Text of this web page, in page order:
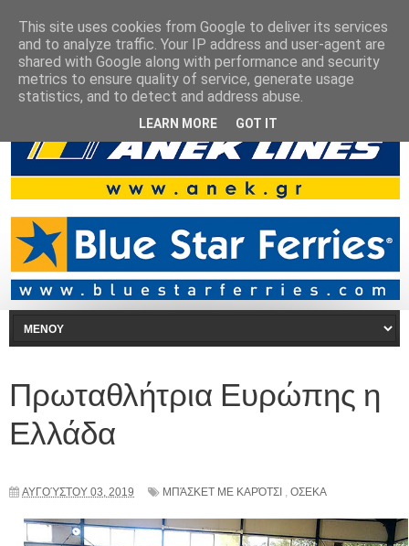
Πρωταθλήτρια Ευρώπης η
Ελλάδα
ΑΥΓΟΎΣΤΟΥ 03, 2019 ΜΠΆΣΚΕΤ ΜΕ ΚΑΡΌΤΣΙ , ΟΣΕΚΑ
This site uses cookies from Google to deliver its services
and to analyze traffic. Your IP address and user-agent are
shared with Google along with performance and security
metrics to ensure quality of service, generate usage
statistics, and to detect and address abuse.
LEARN MORE GOT IT